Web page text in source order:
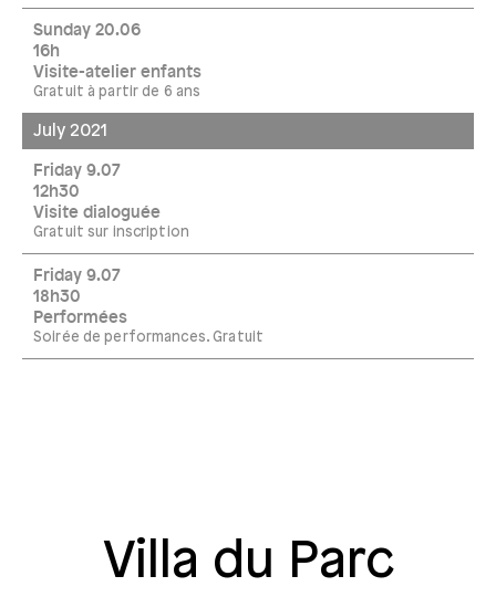
Sunday 20.06
16h
Visite-atelier enfants
Gratuit à partir de 6 ans
July 2021
Friday 9.07
12h30
Visite dialoguée
Gratuit sur inscription
Friday 9.07
18h30
Performées
Soirée de performances. Gratuit
Villa du Parc